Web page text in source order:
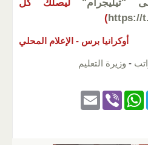
"تيليجرام"
ليصلك كل
https://
)
أوكرانيا برس - الإعلام المحلي
- وزيرة التعليم
T
W
Vi